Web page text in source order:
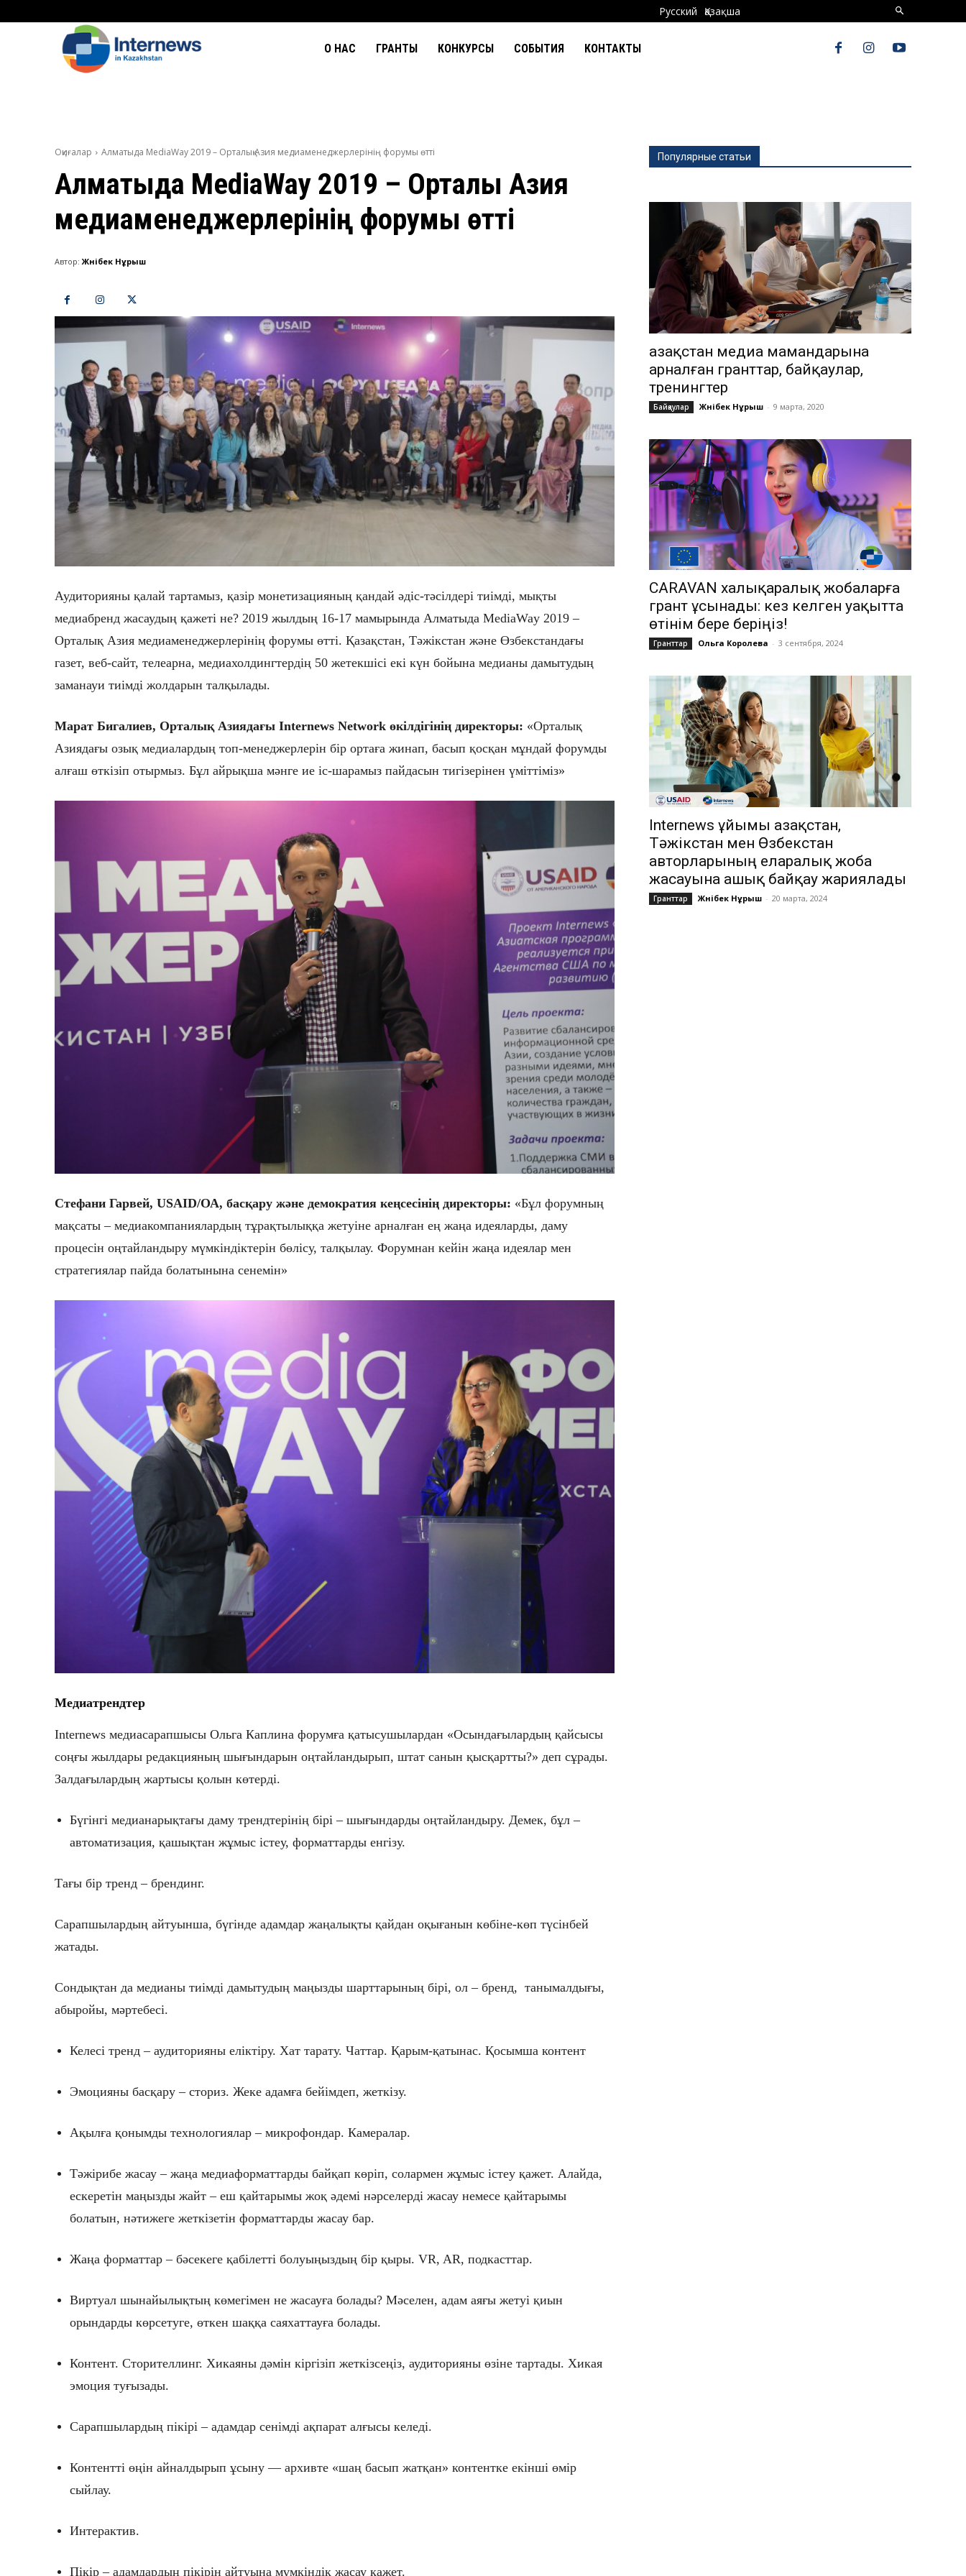
Русский Қазақша
О НАС ГРАНТЫ КОНКУРСЫ СОБЫТИЯ КОНТАКТЫ
Оқиғалар Алматыда MediaWay 2019 – Орталық Азия медиаменеджерлерінің форумы өтті
Алматыда MediaWay 2019 – Орталық Азия
медиаменеджерлерінің форумы өтті
Автор: Жәнібек Нұрыш
Аудиторияны қалай тартамыз, қазір монетизацияның қандай әдіс-тәсілдері тиімді, мықты
медиабренд жасаудың қажеті не? 2019 жылдың 16-17 мамырында Алматыда MediaWay 2019 –
Орталық Азия медиаменеджерлерінің форумы өтті. Қазақстан, Тәжікстан және Өзбекстандағы
газет, веб-сайт, телеарна, медиахолдингтердің 50 жетекшісі екі күн бойына медианы дамытудың
заманауи тиімді жолдарын талқылады.
Марат Бигалиев, Орталық Азиядағы Internews Network өкілдігінің директоры: «Орталық
Азиядағы озық медиалардың топ-менеджерлерін бір ортаға жинап, басып қосқан мұндай форумды
алғаш өткізіп отырмыз. Бұл айрықша мәнге ие іс-шарамыз пайдасын тигізерінен үміттіміз»
Стефани Гарвей, USAID/ОА, басқару және демократия кеңсесінің директоры: «Бұл форумның
мақсаты – медиакомпаниялардың тұрақтылыққа жетуіне арналған ең жаңа идеяларды, даму
процесін оңтайландыру мүмкіндіктерін бөлісу, талқылау. Форумнан кейін жаңа идеялар мен
стратегиялар пайда болатынына сенемін»
Медиатрендтер
Internews медиасарапшысы Ольга Каплина форумға қатысушылардан «Осындағылардың қайсысы
соңғы жылдары редакцияның шығындарын оңтайландырып, штат санын қысқартты?» деп сұрады.
Залдағылардың жартысы қолын көтерді.
Бүгінгі медианарықтағы даму трендтерінің бірі – шығындарды оңтайландыру. Демек, бұл –
автоматизация, қашықтан жұмыс істеу, форматтарды енгізу.
Тағы бір тренд – брендинг.
Сарапшылардың айтуынша, бүгінде адамдар жаңалықты қайдан оқығанын көбіне-көп түсінбей
жатады.
Сондықтан да медианы тиімді дамытудың маңызды шарттарының бірі, ол – бренд, танымалдығы,
абыройы, мәртебесі.
Келесі тренд – аудиторияны еліктіру. Хат тарату. Чаттар. Қарым-қатынас. Қосымша контент
Эмоцияны басқару – сториз. Жеке адамға бейімдеп, жеткізу.
Ақылға қонымды технологиялар – микрофондар. Камералар.
Тәжірибе жасау – жаңа медиаформаттарды байқап көріп, солармен жұмыс істеу қажет. Алайда,
ескеретін маңызды жайт – еш қайтарымы жоқ әдемі нәрселерді жасау немесе қайтарымы
болатын, нәтижеге жеткізетін форматтарды жасау бар.
Жаңа форматтар – бәсекеге қабілетті болуыңыздың бір қыры. VR, AR, подкасттар.
Виртуал шынайылықтың көмегімен не жасауға болады? Мәселен, адам аяғы жетуі қиын
орындарды көрсетуге, өткен шаққа саяхаттауға болады.
Контент. Сторителлинг. Хикаяны дәмін кіргізіп жеткізсеңіз, аудиторияны өзіне тартады. Хикая
эмоция туғызады.
Сарапшылардың пікірі – адамдар сенімді ақпарат алғысы келеді.
Контентті өңін айналдырып ұсыну — архивте «шаң басып жатқан» контентке екінші өмір
сыйлау.
Интерактив.
Пікір – адамдардың пікірін айтуына мүмкіндік жасау қажет.
Популярные статьи
Қазақстан медиа мамандарына
арналған гранттар, байқаулар,
тренингтер
Байқаулар Жәнібек Нұрыш - 9 марта, 2020
CARAVAN халықаралық жобаларға
грант ұсынады: кез келген уақытта
өтінім бере беріңіз!
Гранттар Ольга Королева - 3 сентября, 2024
Internews ұйымы Қазақстан,
Тәжікстан мен Өзбекстан
авторларының еларалық жоба
жасауына ашық байқау жариялады
Гранттар Жәнібек Нұрыш - 20 марта, 2024